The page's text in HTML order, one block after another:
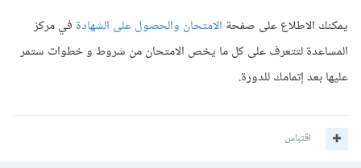
يمكنك الاطلاع على صفحة الامتحان والحصول على الشهادةفي مركز
المساعدة لتتعرف على كل ما يخص الامتحان من شروط و خطوات ستمر
عليها بعد إتمامك للدورة.
اقتباس